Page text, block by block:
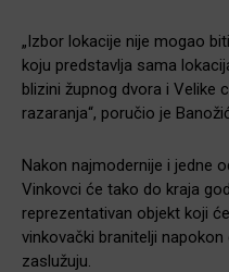
„Izbor lokacije nije mogao
koju predstavlja sama
blizini župnog dvora i Velike
razaranja“, poručio je
Nakon najmodernije i jedne
Vinkovci će tako do kraja
reprezentativan objekt koji
vinkovački branitelji
zaslužuju.